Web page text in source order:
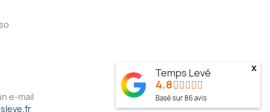
e-mail
Temps Levé
4.8
Basé sur86avis
x